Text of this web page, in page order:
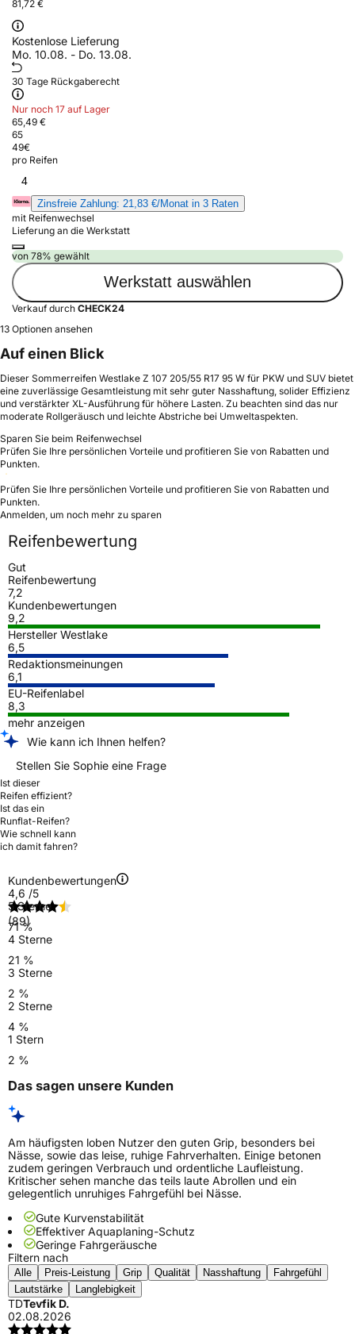
81,72 €
Kostenlose Lieferung
Mo. 10.08. - Do. 13.08.
30 Tage Rückgaberecht
Nur noch 17 auf Lager
65,49 €
65
49€
pro Reifen
4
Zinsfreie Zahlung: 21,83 €/Monat in 3 Raten
mit Reifenwechsel
Lieferung an die Werkstatt
von 78% gewählt
Werkstatt auswählen
Verkauf durch CHECK24
13 Optionen ansehen
Auf einen Blick
Dieser Sommerreifen Westlake Z 107 205/55 R17 95 W für PKW und SUV bietet
eine zuverlässige Gesamtleistung mit sehr guter Nasshaftung, solider Effizienz
und verstärkter XL-Ausführung für höhere Lasten. Zu beachten sind das nur
moderate Rollgeräusch und leichte Abstriche bei Umweltaspekten.
Sparen Sie beim Reifenwechsel
Prüfen Sie Ihre persönlichen Vorteile und profitieren Sie von Rabatten und
Punkten.
Prüfen Sie Ihre persönlichen Vorteile und profitieren Sie von Rabatten und
Punkten.
Anmelden, um noch mehr zu sparen
Reifenbewertung
Gut
Reifenbewertung
7,2
Kundenbewertungen
9,2
Hersteller Westlake
6,5
Redaktionsmeinungen
6,1
EU-Reifenlabel
8,3
mehr anzeigen
Wie kann ich Ihnen helfen?
Stellen Sie Sophie eine Frage
Ist dieser
Reifen effizient?
Ist das ein
Runflat-Reifen?
Wie schnell kann
ich damit fahren?
Kundenbewertungen
4,6 /5
(89)
5 Sterne
71 %
4 Sterne
21 %
3 Sterne
2 %
2 Sterne
4 %
1 Stern
2 %
Das sagen unsere Kunden
Am häufigsten loben Nutzer den guten Grip, besonders bei
Nässe, sowie das leise, ruhige Fahrverhalten. Einige betonen
zudem geringen Verbrauch und ordentliche Laufleistung.
Kritischer sehen manche das teils laute Abrollen und ein
gelegentlich unruhiges Fahrgefühl bei Nässe.
Gute Kurvenstabilität
Effektiver Aquaplaning-Schutz
Geringe Fahrgeräusche
Filtern nach
Alle Preis-Leistung Grip Qualität Nasshaftung
Fahrgefühl
Lautstärke
Langlebigkeit
TDTevfik D.
02.08.2026